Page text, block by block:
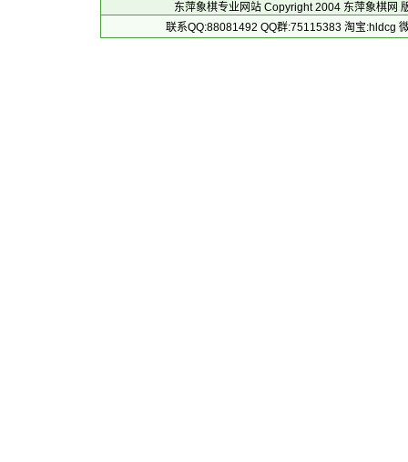
东萍象棋专业网站 Copyright 2004 东萍象棋网
联系QQ:88081492 QQ群:75115383 淘宝:hldcg